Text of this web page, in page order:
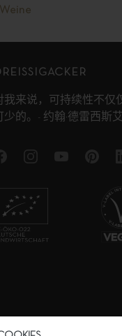
我来说，可持续性不仅
少的。- 约翰·德雷西斯